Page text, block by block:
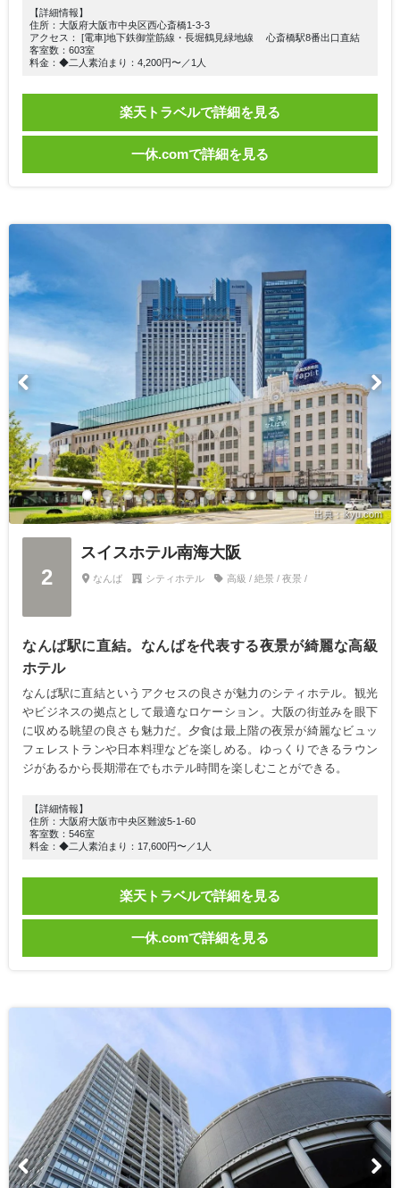
【詳細情報】
住所：大阪府大阪市中央区西心斎橋1-3-3
アクセス： [電車]地下鉄御堂筋線・長堀鶴見緑地線 心斎橋駅8番出口直結
客室数：603室
料金：◆二人素泊まり：4,200円〜／1人
楽天トラベルで詳細を見る
一休.comで詳細を見る
出典：ikyu.com
2
スイスホテル南海大阪
なんば シティホテル 高級 / 絶景 / 夜景 /
なんば駅に直結。なんばを代表する夜景が綺麗な高級
ホテル
なんば駅に直結というアクセスの良さが魅力のシティホテル。観光
やビジネスの拠点として最適なロケーション。大阪の街並みを眼下
に収める眺望の良さも魅力だ。夕食は最上階の夜景が綺麗なビュッ
フェレストランや日本料理などを楽しめる。ゆっくりできるラウン
ジがあるから長期滞在でもホテル時間を楽しむことができる。
【詳細情報】
住所：大阪府大阪市中央区難波5-1-60
客室数：546室
料金：◆二人素泊まり：17,600円〜／1人
楽天トラベルで詳細を見る
一休.comで詳細を見る